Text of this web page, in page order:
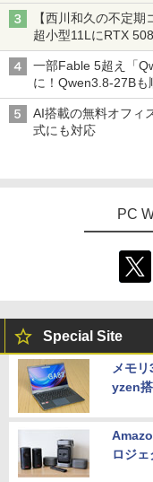
ベ
ス
版
￥
5
(
4
【西川和久の不定期
超小型11LにRTX
実力を探る
一部Fable 5超え「
に！Qwen3.8-27Bも
AI搭載の無料オフィ
式にも対応
PC
Special Site
メモ
yzen
ロジ